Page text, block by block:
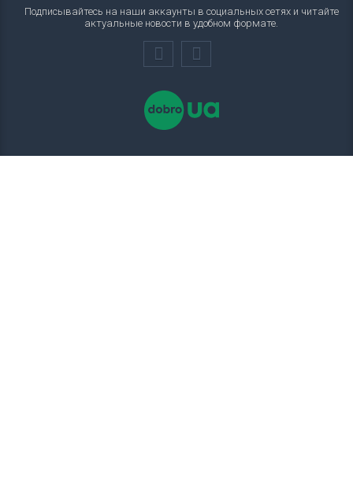
Подписывайтесь на наши аккаунты в социальных сетях и читайте
актуальные новости в удобном формате.